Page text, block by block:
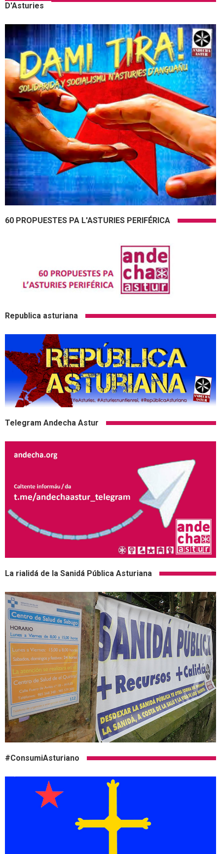
D'Asturies
60 PROPUESTES PA L'ASTURIES PERIFÉRICA
Republica asturiana
Telegram Andecha Astur
La rialidá de la Sanidá Pública Asturiana
#ConsumiAsturiano